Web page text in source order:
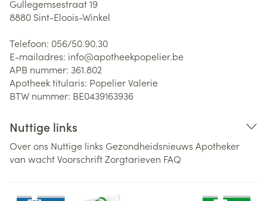
Gullegemsestraat 19
8880 Sint-Eloois-Winkel
Telefoon: 056/50.90.30
E-mailadres: info@apotheekpopelier.be
APB nummer: 361.802
Apotheek titularis: Popelier Valerie
BTW nummer: BE0439163936
Nuttige links
Over ons Nuttige links Gezondheidsnieuws Apotheker
van wachtVoorschriftZorgtarieven FAQ